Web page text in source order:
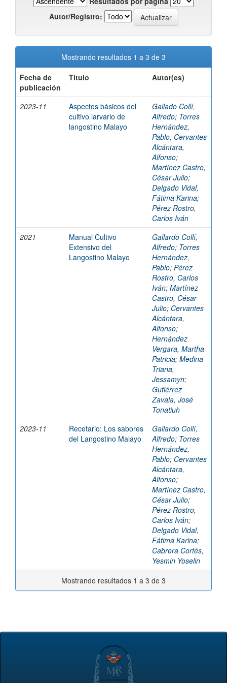
Autor/Registro:
Mostrando resultados 1 a 3 de 3
Fecha de
publicación
Título Autor(es)
2023-11
Aspectos básicos del
cultivo larvario de
langostino Malayo
Gallado Collí,
Alfredo; Torres
Hernández,
Pablo; Cervantes
Alcántara,
Alfonso;
Martínez Castro,
César Julio;
Delgado Vidal,
Fátima Karina;
Pérez Rostro,
Carlos Iván
2021
Manual Cultivo
Extensivo del
Langostino Malayo
Gallardo Collí,
Alfredo; Torres
Hernández,
Pablo; Pérez
Rostro, Carlos
Iván; Martínez
Castro, César
Julio; Cervantes
Alcántara,
Alfonso;
Hernández
Vergara, Martha
Patricia; Medina
Triana,
Jessamyn;
Gutiérrez
Zavala, José
Tonatiuh
2023-11
Recetario: Los sabores
del Langostino Malayo
Gallardo Collí,
Alfredo; Torres
Hernández,
Pablo; Cervantes
Alcántara,
Alfonso;
Martínez Castro,
César Julio;
Pérez Rostro,
Carlos Iván;
Delgado Vidal,
Fátima Karina;
Cabrera Cortés,
Yesmin Yoselin
Mostrando resultados 1 a 3 de 3